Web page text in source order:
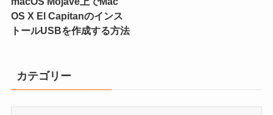
OS X El Capitanのインス
トールUSBを作成する方法
カテゴリー